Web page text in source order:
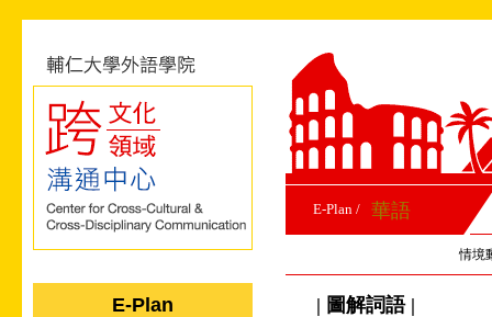
E-Plan
E-Plan / 華語
情境
| 圖解詞語 |